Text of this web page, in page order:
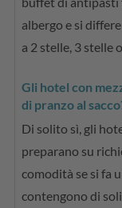
albergo e si
a 2 stelle, 3 stelle
Gli hotel con
di pranzo al
Di solito sì, gli
preparano su
comodità se si fa
contengono di